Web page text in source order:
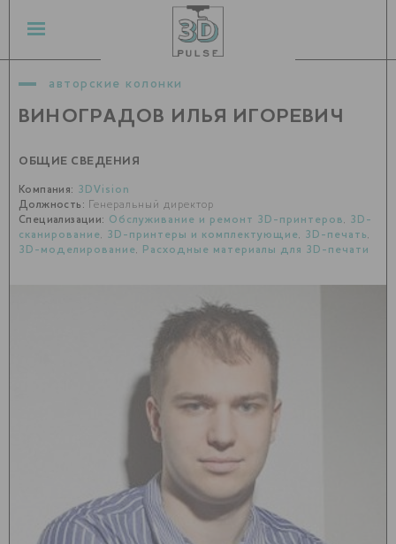
авторские колонки
ВИНОГРАДОВ ИЛЬЯ ИГОРЕВИЧ
ОБЩИЕ СВЕДЕНИЯ
Компания: 3DVision
Должность: Генеральный директор
Специализации: Обслуживание и ремонт 3D-принтеров, 3D-
сканирование, 3D-принтеры и комплектующие, 3D-печать,
3D-моделирование, Расходные материалы для 3D-печати